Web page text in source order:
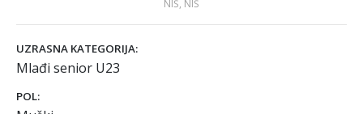
NIŠ, NIŠ
UZRASNA KATEGORIJA:
Mlađi senior U23
POL: